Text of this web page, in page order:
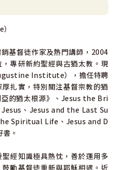
、聖經學者）
獨到，你絕對不想錯過這本
使命高峰的最佳指引，帶領
的精髓。」──廷畝．葛雷（T
思定學院院長
的敘述筆法，說明聖體聖事
心。從古猶太人對新出谷、新
望。如果你想研究聖體聖事的聖
督徒作家及熱門講師，2004
專研新約聖經與古猶太教。現
Institute），擔任特聘
扎實，特別關注基督宗教的猶
的猶太根源》、Jesus the Bri
、Jesus and the Last Su
Spiritual Life、Jesus and D
。
經知識極具熱忱，善於運用多
勵基督徒重新與耶穌相遇。近